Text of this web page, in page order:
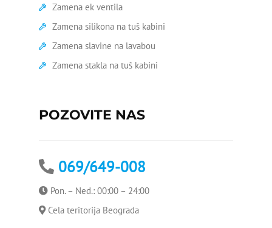
Zamena wc šolje
Bojler curi na crevu
Bojler curi na vrhu
Čišćenje protočnog bojlera
Bojler curi na sigurnosni
ventil
Zamena ek ventila
Zamena silikona na tuš kabini
Zamena slavine na lavabou
Zamena stakla na tuš kabini
POZOVITE NAS
069/649-008
Pon. – Ned.: 00:00 – 24:00
Cela teritorija Beograda